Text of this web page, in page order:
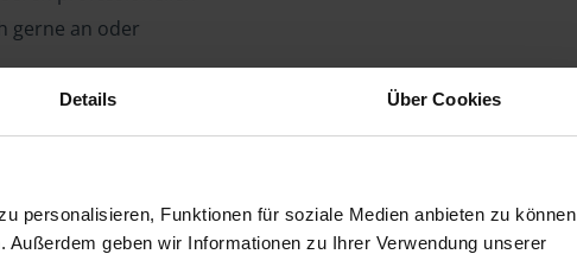
Details Über Cookies
personalisieren, Funktionen für soziale Medien anbieten zu können
geben wir Informationen zu Ihrer Verwendung unserer
gerne an oder
Auszubildende,
Auch bei Einkünften
für Sie.